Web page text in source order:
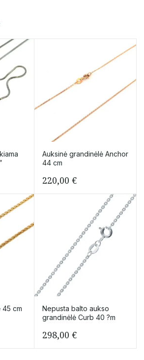
Auksinė grandinėlė Anchor
44 cm
220,00 €
45 cm
Nepusta balto aukso
grandinėlė Curb 40 ?m
298,00 €